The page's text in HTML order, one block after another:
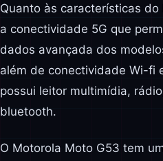
Quanto às características do
a conectividade 5G que
dados avançada dos
além de conectividade Wi-fi
possui leitor multimídia,
bluetooth.
O Motorola Moto G53 tem